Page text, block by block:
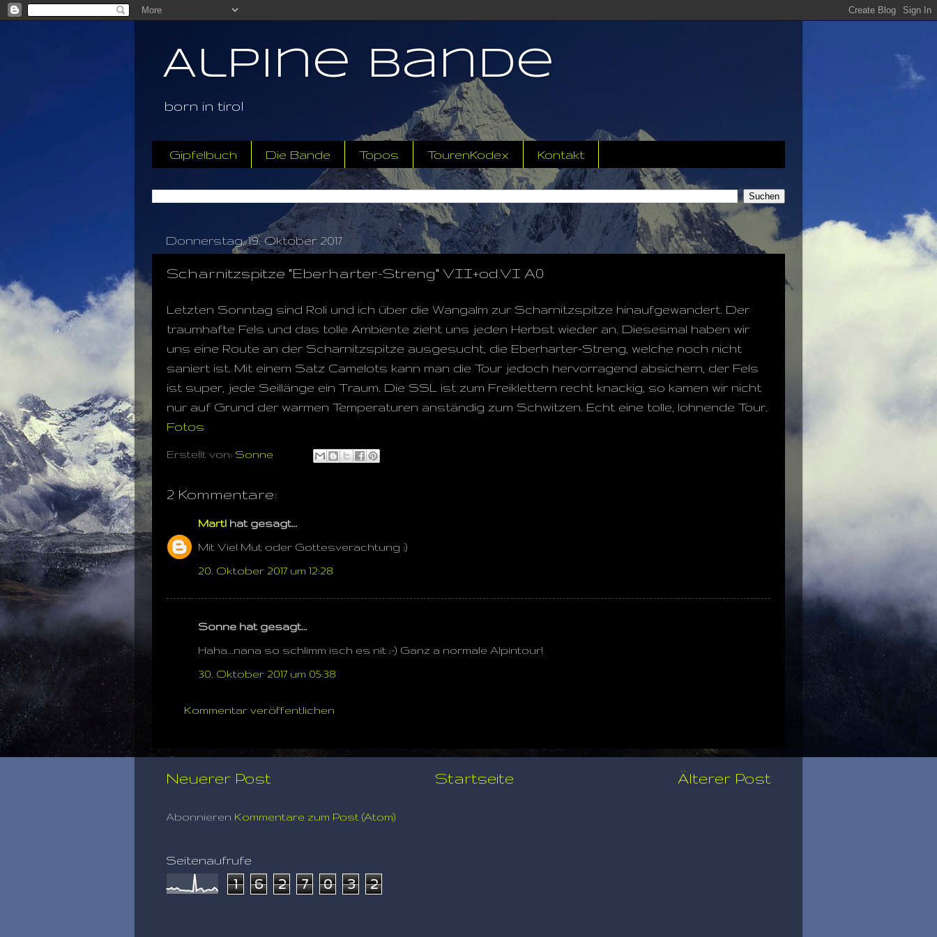
Alpine Bande
born in tirol
Gipfelbuch Die Bande Topos TourenKodex Kontakt
Donnerstag, 19. Oktober 2017
Scharnitzspitze "Eberharter-Streng" VII+od.VI A0
Letzten Sonntag sind Roli und ich über die Wangalm zur Scharnitzspitze hinaufgewandert. Der
traumhafte Fels und das tolle Ambiente zieht uns jeden Herbst wieder an. Diesesmal haben wir
uns eine Route an der Scharnitzspitze ausgesucht, die Eberharter-Streng, welche noch nicht
saniert ist. Mit einem Satz Camelots kann man die Tour jedoch hervorragend absichern, der Fels
ist super, jede Seillänge ein Traum. Die SSL ist zum Freiklettern recht knackig, so kamen wir nicht
nur auf Grund der warmen Temperaturen anständig zum Schwitzen. Echt eine tolle, lohnende Tour.
Fotos
Erstellt von: Sonne
2 Kommentare:
Martl hat gesagt…
Mit Viel Mut oder Gottesverachtung :)
20. Oktober 2017 um 12:28
Sonne hat gesagt…
Haha...nana so schlimm isch es nit ;-) Ganz a normale Alpintour!
30. Oktober 2017 um 05:38
Kommentar veröffentlichen
Neuerer Post Älterer Post
Startseite
Abonnieren Kommentare zum Post (Atom)
Seitenaufrufe
1 6 2 7 0 3 2